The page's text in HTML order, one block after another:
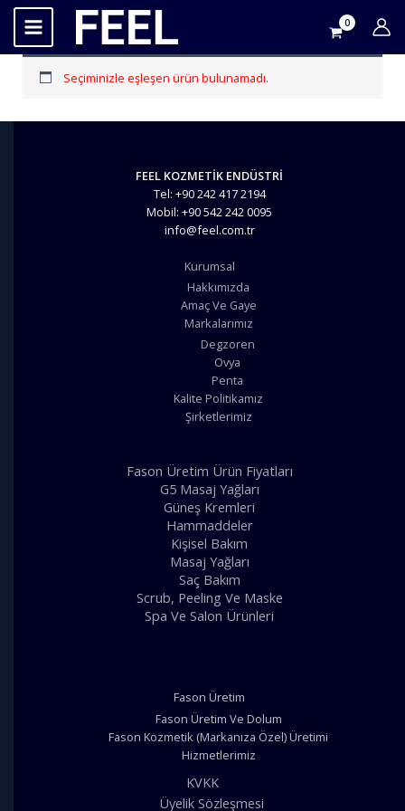
İçeriğe
Seçiminizle eşleşen ürün bulunamadı.
FEEL KOZMETİK ENDÜSTRİ
Tel: +90 242 417 2194
Mobil: +90 542 242 0095
info@feel.com.tr
Kurumsal
Hakkımızda
Amaç Ve Gaye
Markalarımız
Degzoren
Ovya
Penta
Kalite Politikamız
Şirketlerimiz
Fason Üretim Ürün Fiyatları
G5 Masaj Yağları
Güneş Kremleri
Hammaddeler
Kişisel Bakım
Masaj Yağları
Saç Bakım
Scrub, Peeling Ve Maske
Spa Ve Salon Ürünleri
Fason Üretim
Fason Üretim Ve Dolum
Fason Kozmetik (Markanıza Özel) Üretimi
Hizmetlerimiz
KVKK
Üyelik Sözleşmesi